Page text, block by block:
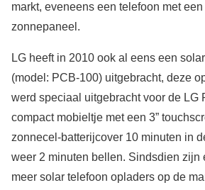
markt, eveneens een telefoon met
zonnepaneel.
LG heeft in 2010 ook al eens een
(model: PCB-100) uitgebracht, deze
werd speciaal uitgebracht voor de LG
compact mobieltje met een 3”
zonnecel-batterijcover 10 minuten in
weer 2 minuten bellen. Sindsdien zijn
meer solar telefoon opladers op de